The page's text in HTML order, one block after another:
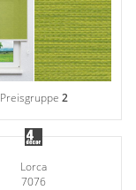
Preisgruppe 2
Lorca
7076